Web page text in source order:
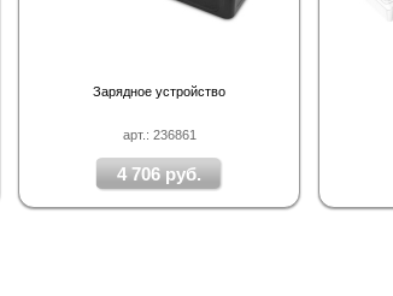
арт.: 236861
Зарядное устройство
4 706 руб.